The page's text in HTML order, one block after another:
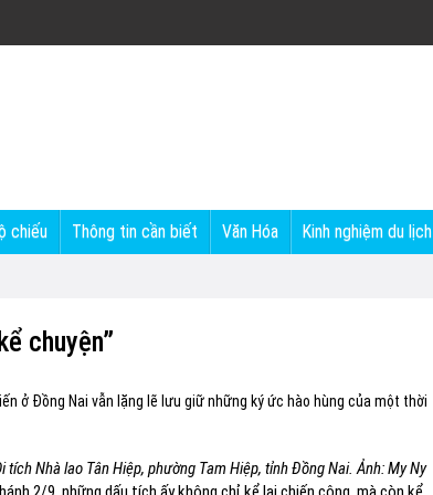
chiếu Thông tin cần biết Văn Hóa Kinh nghiệm du lịch
chuyện”
ở Đồng Nai vẫn lặng lẽ lưu giữ những ký ức hào hùng của một thời
Nhà lao Tân Hiệp, phường Tam Hiệp, tỉnh Đồng Nai. Ảnh: My Ny